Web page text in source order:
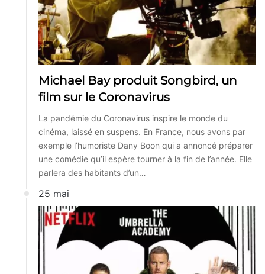
Michael Bay produit Songbird, un
film sur le Coronavirus
La pandémie du Coronavirus inspire le monde du
cinéma, laissé en suspens. En France, nous avons par
exemple l’humoriste Dany Boon qui a annoncé préparer
une comédie qu’il espère tourner à la fin de l’année. Elle
parlera des habitants d’un…
25 mai